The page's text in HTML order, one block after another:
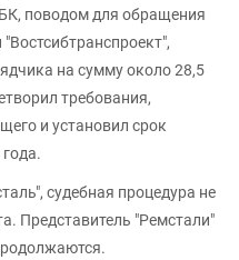
поводом для обращения
на сумму около 28,5
требования,
и установил срок
судебная процедура не
Представитель "Ремстали"